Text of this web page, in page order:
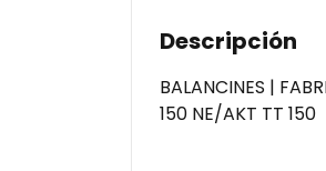
Descripción
BALANCINES |
150 NE/AKT TT 150